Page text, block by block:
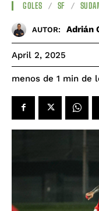
GOLES SF
AUTOR: Adrián
April 2, 2025
menos de 1 min de